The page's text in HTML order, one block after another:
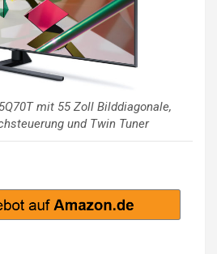
mit 55 Zoll Bilddiagonale,
und Twin Tuner